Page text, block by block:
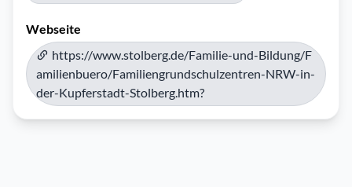
Webseite
https://www.stolberg.de/Familie-und-Bildung/F
amilienbuero/Familiengrundschulzentren-NRW-in-
der-Kupferstadt-Stolberg.htm?